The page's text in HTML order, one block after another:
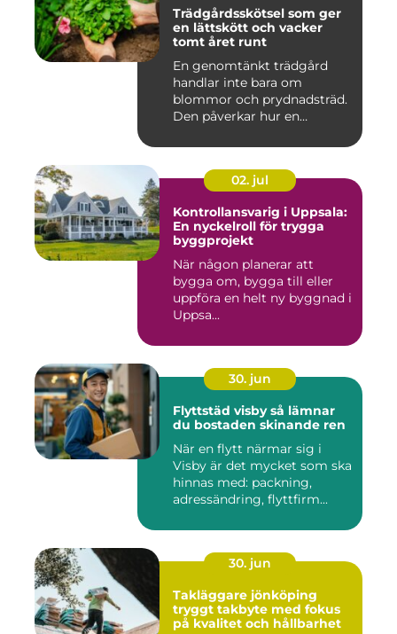
Trädgårdsskötsel som ger
en lättskött och vacker
tomt året runt
En genomtänkt trädgård
handlar inte bara om
blommor och prydnadsträd.
Den påverkar hur en
02. jul
Kontrollansvarig i Uppsala:
En nyckelroll för trygga
byggprojekt
När någon planerar att
bygga om, bygga till eller
uppföra en helt ny byggnad i
Uppsa...
30. jun
Flyttstäd visby så lämnar
du bostaden skinande ren
När en flytt närmar sig i
Visby är det mycket som ska
hinnas med: packning,
adressändring, flyttfirm...
30. jun
Takläggare jönköping
tryggt takbyte med fokus
på kvalitet och hållbarhet